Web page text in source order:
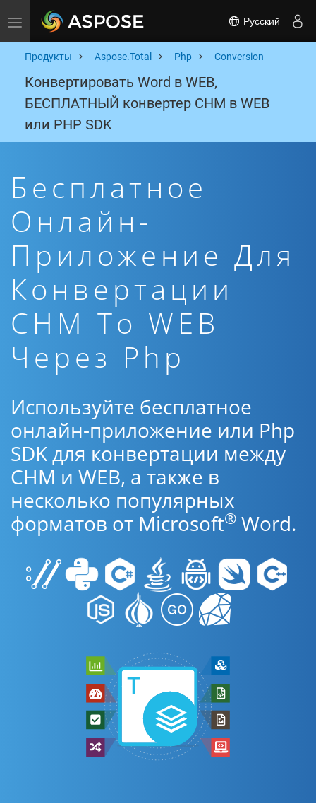
Toggle navigation Русский
Продукты Aspose.Total Php Conversion
Конвертировать Word в WEB,
БЕСПЛАТНЫЙ конвертер CHM в WEB
или PHP SDK
Бесплатное
Онлайн-
Приложение Для
Конвертации
CHM To WEB
Через Php
Используйте бесплатное
онлайн-приложение или Php
SDK для конвертации между
CHM и WEB, а также в
несколько популярных
форматов от Microsoft® Word.